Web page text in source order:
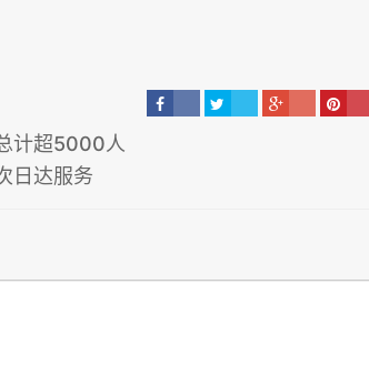
计超5000人
日达服务